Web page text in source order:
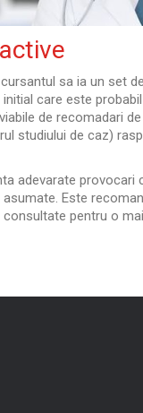
sa ia un set
care este
de recomadari
studiului de caz)
adevarate
Este
pentru o